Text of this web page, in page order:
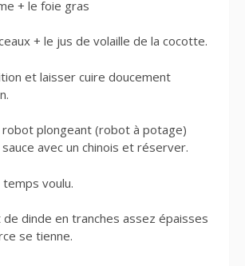
+ le foie gras
+ le jus de volaille de la cocotte.
et laisser cuire doucement
robot plongeant (robot à potage)
avec un chinois et réserver.
voulu.
dinde en tranches assez épaisses
se tienne.